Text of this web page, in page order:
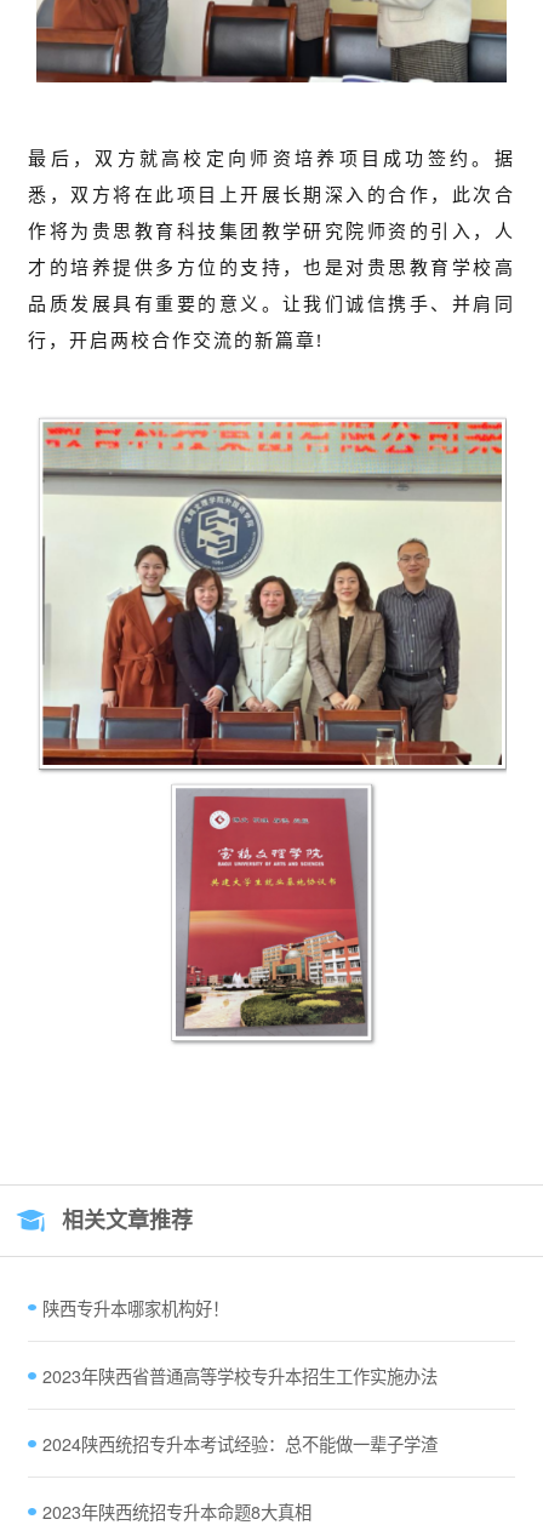
最后，双方就高校定向师资培养项目成功签约。据
悉，双方将在此项目上开展长期深入的合作，此次合
作将为贵思教育科技集团教学研究院师资的引入，人
才的培养提供多方位的支持，也是对贵思教育学校高
品质发展具有重要的意义。让我们诚信携手、并肩同
行，开启两校合作交流的新篇章!
相关文章推荐
陕西专升本哪家机构好！
2023年陕西省普通高等学校专升本招生工作实施办法
2024陕西统招专升本考试经验：总不能做一辈子学渣
2023年陕西统招专升本命题8大真相